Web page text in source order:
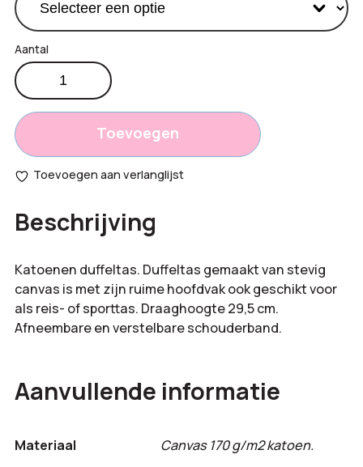
Productprijs:
Totaal
opties:
totaal:
Katoenen
duffeltas
aantal
Toevoegen
Toevoegen aan verlanglijst
Beschrijving
Katoenen duffeltas. Duffeltas gemaakt van stevig
canvas is met zijn ruime hoofdvak ook geschikt voor
als reis- of sporttas. Draaghoogte 29,5 cm.
Afneembare en verstelbare schouderband.
Aanvullende informatie
Materiaal
Canvas 170 g/m2 katoen.